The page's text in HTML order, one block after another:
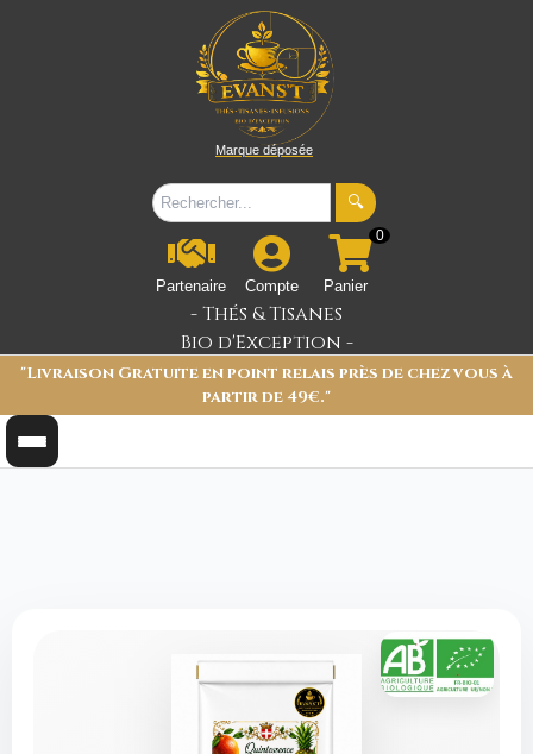
Marque déposée
🔍
Partenaire Compte
0
Panier
- Thés & Tisanes
Bio d'Exception -
"Livraison Gratuite en point relais près de chez vous à
partir de 49€."